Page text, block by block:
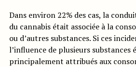
Dans environ 22% des cas, la
du cannabis était associée à la
ou d’autres substances. Si ces
l’influence de plusieurs substances
principalement attribués aux